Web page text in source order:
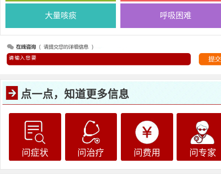
呼吸困难
大量咳痰
点一点，知道更多信息
问症状 问治疗 问费用 问专家